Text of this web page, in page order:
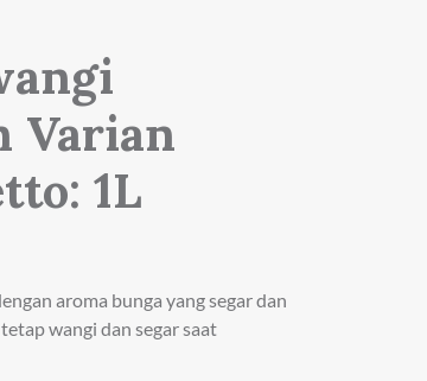
Varian
1L
aroma bunga yang segar dan
wangi dan segar saat